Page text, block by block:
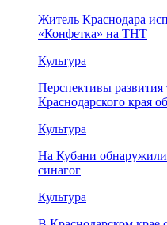
Житель Краснодара
«Конфетка» на ТНТ
Культура
Перспективы развития
Краснодарского края
Культура
На Кубани
синагог
Культура